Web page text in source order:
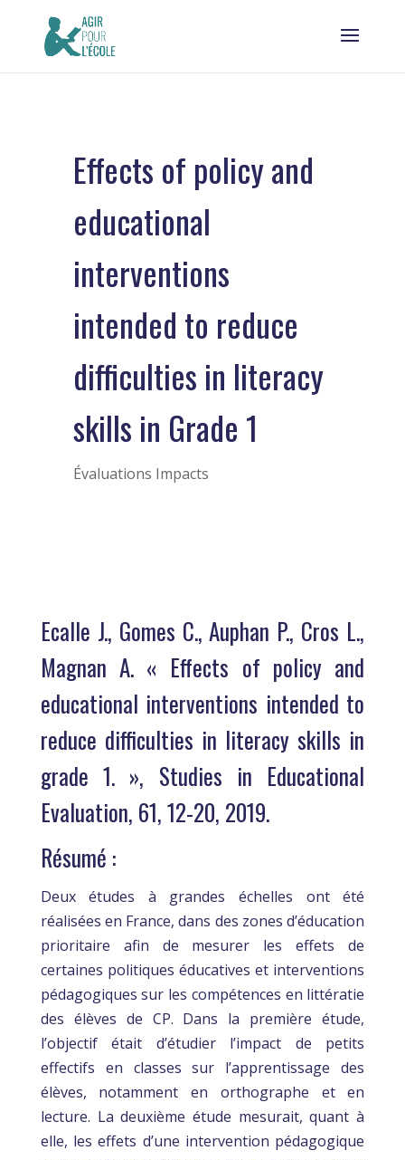
Effects of policy and
educational
interventions
intended to reduce
difficulties in literacy
skills in Grade 1
Évaluations Impacts
Ecalle J., Gomes C., Auphan P., Cros L.,
Magnan A. « Effects of policy and
educational interventions intended to
reduce difficulties in literacy skills in
grade 1. », Studies in Educational
Evaluation, 61, 12-20, 2019.
Résumé :
Deux études à grandes échelles ont été
réalisées en France, dans des zones d’éducation
prioritaire afin de mesurer les effets de
certaines politiques éducatives et interventions
pédagogiques sur les compétences en littératie
des élèves de CP. Dans la première étude,
l’objectif était d’étudier l’impact de petits
effectifs en classes sur l’apprentissage des
élèves, notamment en orthographe et en
lecture. La deuxième étude mesurait, quant à
elle, les effets d’une intervention pédagogique